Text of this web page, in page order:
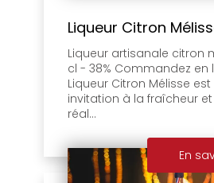
Liqueur Citron
Liqueur artisanale citron
cl - 38% Commandez en
Liqueur Citron Mélisse est
invitation à la fraîcheur
réal...
En